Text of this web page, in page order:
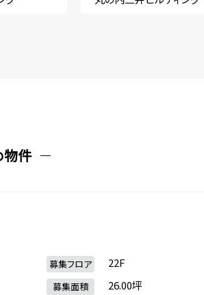
物件
募集フロア 22F
募集面積 26.00坪